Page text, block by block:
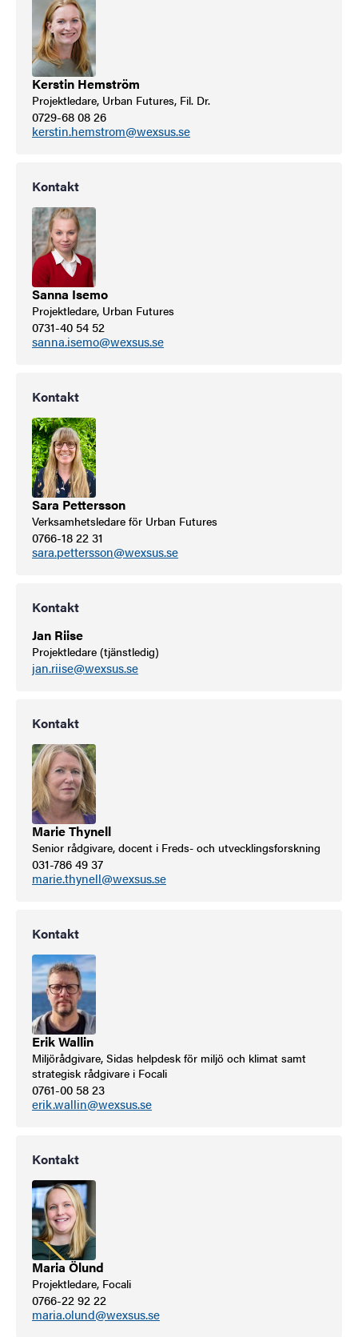
Kerstin Hemström
Projektledare, Urban Futures, Fil. Dr.
0729-68 08 26
kerstin.hemstrom@wexsus.se
Kontakt
Sanna Isemo
Projektledare, Urban Futures
0731-40 54 52
sanna.isemo@wexsus.se
Kontakt
Sara Pettersson
Verksamhetsledare för Urban Futures
0766-18 22 31
sara.pettersson@wexsus.se
Kontakt
Jan Riise
Projektledare (tjänstledig)
jan.riise@wexsus.se
Kontakt
Marie Thynell
Senior rådgivare, docent i Freds- och utvecklingsforskning
031-786 49 37
marie.thynell@wexsus.se
Kontakt
Erik Wallin
Miljörådgivare, Sidas helpdesk för miljö och klimat samt
strategisk rådgivare i Focali
0761-00 58 23
erik.wallin@wexsus.se
Kontakt
Maria Ölund
Projektledare, Focali
0766-22 92 22
maria.olund@wexsus.se